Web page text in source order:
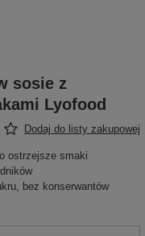
sosie z
Lyofood
Dodaj do listy zakupowej
ostrzejsze smaki
bez konserwantów